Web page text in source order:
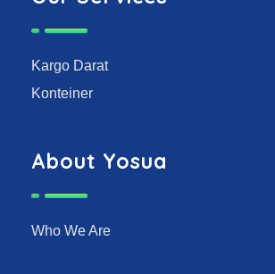
Kargo Darat
Konteiner
About Yosua
Who We Are